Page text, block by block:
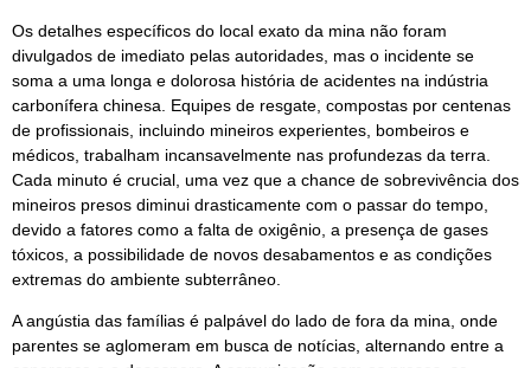
Os detalhes específicos do local exato da mina não foram
divulgados de imediato pelas autoridades, mas o incidente se
soma a uma longa e dolorosa história de acidentes na indústria
carbonífera chinesa. Equipes de resgate, compostas por centenas
de profissionais, incluindo mineiros experientes, bombeiros e
médicos, trabalham incansavelmente nas profundezas da terra.
Cada minuto é crucial, uma vez que a chance de sobrevivência dos
mineiros presos diminui drasticamente com o passar do tempo,
devido a fatores como a falta de oxigênio, a presença de gases
tóxicos, a possibilidade de novos desabamentos e as condições
extremas do ambiente subterrâneo.
A angústia das famílias é palpável do lado de fora da mina, onde
parentes se aglomeram em busca de notícias, alternando entre a